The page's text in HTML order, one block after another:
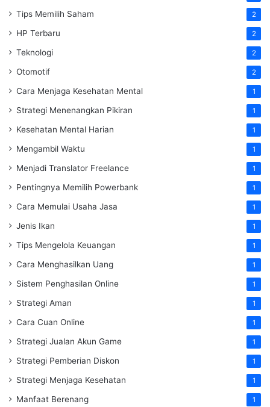
Tips Memilih Saham 2
HP Terbaru 2
Teknologi 2
Otomotif 2
Cara Menjaga Kesehatan Mental 1
Strategi Menenangkan Pikiran 1
Kesehatan Mental Harian 1
Mengambil Waktu 1
Menjadi Translator Freelance 1
Pentingnya Memilih Powerbank 1
Cara Memulai Usaha Jasa 1
Jenis Ikan 1
Tips Mengelola Keuangan 1
Cara Menghasilkan Uang 1
Sistem Penghasilan Online 1
Strategi Aman 1
Cara Cuan Online 1
Strategi Jualan Akun Game 1
Strategi Pemberian Diskon 1
Strategi Menjaga Kesehatan 1
Manfaat Berenang 1